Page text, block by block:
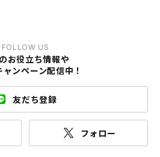
FOLLOW US
お役立ち情報や
ンペーン配信中！
友だち登録
フォロー